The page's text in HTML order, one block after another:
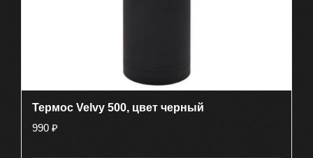
Термос Velvy 500, цвет черный
990 ₽